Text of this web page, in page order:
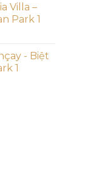
Villa –
Park 1
- Biệt
1